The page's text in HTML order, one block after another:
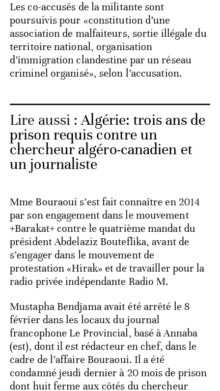
Les co-accusés de la militante sont
poursuivis pour «constitution d’une
association de malfaiteurs, sortie illégale du
territoire national, organisation
d’immigration clandestine par un réseau
criminel organisé», selon l’accusation.
Lire aussi :Algérie: trois ans de
prison requis contre un
chercheur algéro-canadien et
un journaliste
Mme Bouraoui s’est fait connaître en 2014
par son engagement dans le mouvement
+Barakat+ contre le quatrième mandat du
président Abdelaziz Bouteflika, avant de
s’engager dans le mouvement de
protestation «Hirak» et de travailler pour la
radio privée indépendante Radio M.
Mustapha Bendjama avait été arrêté le 8
février dans les locaux du journal
francophone Le Provincial, basé à Annaba
(est), dont il est rédacteur en chef, dans le
cadre de l’affaire Bouraoui. Il a été
condamné jeudi dernier à 20 mois de prison
dont huit ferme aux côtés du chercheur